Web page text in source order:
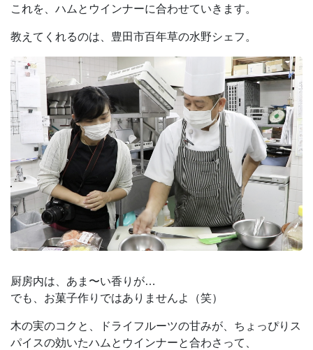
これを、ハムとウインナーに合わせていきます。
教えてくれるのは、豊田市百年草の水野シェフ。
厨房内は、あま〜い香りが…
でも、お菓子作りではありませんよ（笑）
木の実のコクと、ドライフルーツの甘みが、ちょっぴりス
パイスの効いたハムとウインナーと合わさって、